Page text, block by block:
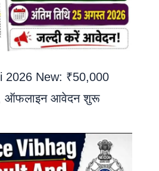
2026 New: ₹50,000
ऑफलाइन आवेदन शुरू